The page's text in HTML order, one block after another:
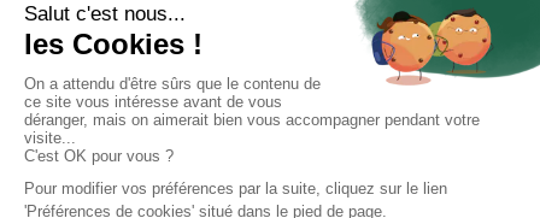
contact@gennevilliershabitat.fr
33 rue des Chevrins
92230 GENNEVILLIERS